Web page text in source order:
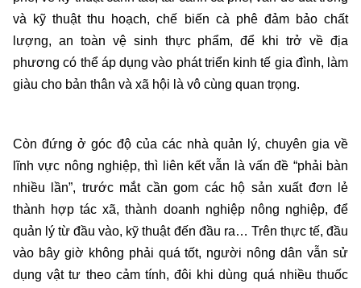
và kỹ thuật thu hoạch, chế biến cà phê đảm bảo chất
lượng, an toàn vệ sinh thực phẩm, để khi trở về địa
phương có thể áp dụng vào phát triển kinh tế gia đình, làm
giàu cho bản thân và xã hội là vô cùng quan trọng.
Còn đứng ở góc độ của các nhà quản lý, chuyên gia về
lĩnh vực nông nghiệp, thì liên kết vẫn là vấn đề “phải bàn
nhiều lần”, trước mắt cần gom các hộ sản xuất đơn lẻ
thành hợp tác xã, thành doanh nghiệp nông nghiệp, để
quản lý từ đầu vào, kỹ thuật đến đầu ra… Trên thực tế, đầu
vào bây giờ không phải quá tốt, người nông dân vẫn sử
dụng vật tư theo cảm tính, đôi khi dùng quá nhiều thuốc